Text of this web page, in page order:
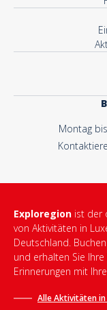
Montag
Exploregion ist der
von Aktivitäten in
Deutschland.
und erhalten Sie
Erinnerungen mit
Alle Aktivitäten